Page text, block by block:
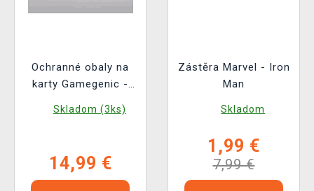
Ochranné obaly na
karty Gamegenic -
- Premium Double
Skladom (3ks)
14,99 €
Zástěra Marvel - Iron
Man
Skladom
1,99 €
7,99 €